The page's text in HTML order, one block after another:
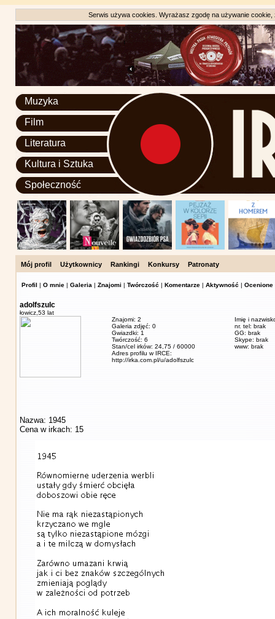
Serwis używa cookies. Wyrażasz zgodę na używanie
Muzyka
Film
Literatura
Kultura i Sztuka
Społeczność
Mój profil Użytkownicy Rankingi Konkursy Patronaty
Profil | O mnie | Galeria | Znajomi | Twórczość | Komentarze | Aktywność | Ocenione
adolfszulc
łowicz, 53 lat
Znajomi: 2
Galeria zdjęć: 0
Gwiazdki: 1
Twórczość: 6
Stan/cel irków: 24,75 / 60000
Adres profilu w IRCE:
http://irka.com.pl/u/adolfszulc
Imię i
nr. tel: brak
GG: brak
Skype: brak
www: brak
Nazwa: 1945
Cena w irkach: 15